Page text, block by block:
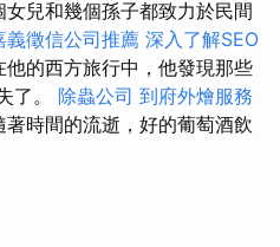
女兒和幾個孫子都致力於民間
義徵信公司推薦 深入了解SEO
他的西方旅行中，他發現那些
了。 除蟲公司 到府外燴服務
著時間的流逝，好的葡萄酒飲